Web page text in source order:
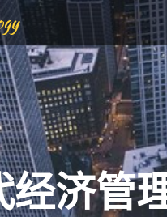
经济管